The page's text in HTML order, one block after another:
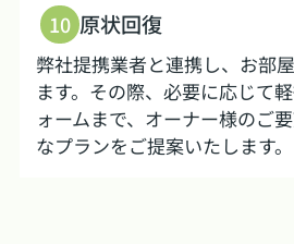
10 原状回復
弊社提携業者と連携し、お部
ます。その際、必要に応じて
ォームまで、オーナー様のご
なプランをご提案いたします。